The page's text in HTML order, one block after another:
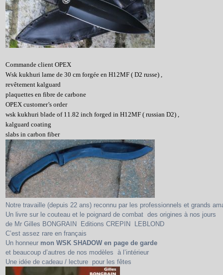
Commande client OPEX
Wsk kukhuri lame de 30 cm forgée en H12MF ( D2 russe) ,
revêtement kalguard
plaquettes en fibre de carbone
OPEX customer’s order
wsk kukhuri blade of 11.82 inch forged in H12MF ( russian D2) ,
kalguard coating
slabs in carbon fiber
Notre travaille (depuis 22 ans) reconnu par les professionnels et grands
Un livre sur le couteau et le poignard de combat des origines à nos jours
de Mr Gilles BONGRAIN Editions CREPIN LEBLOND
C’est assez rare en français
Un honneur mon WSK SHADOW en page de garde
et beaucoup d’autres de nos modèles à l’intérieur
Une idée de cadeau / lecture pour les fêtes